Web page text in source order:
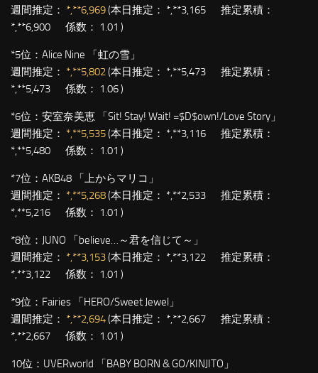
週間推定： *,**6,969(本日推定： *,**3,165 推定累積：
*,**6,900 係数： 1.01 )
*5位： Alice Nine 「虹の雪」
週間推定： *,**5,802(本日推定： *,**5,473 推定累積：
*,**5,473 係数： 1.06 )
*6位： 安室奈美恵 「Sit! Stay! Wait! =$D$own!/Love Story」
週間推定： *,**5,535(本日推定： *,**3,116 推定累積：
*,**5,480 係数： 1.01 )
*7位： AKB48 「上からマリコ」
週間推定： *,**5,268(本日推定： *,**2,533 推定累積：
*,**5,216 係数： 1.01 )
*8位： JUNO 「believe…～君を信じて～」
週間推定： *,**3,153(本日推定： *,**3,122 推定累積：
*,**3,122 係数： 1.01 )
*9位： Fairies 「HERO/Sweet Jewel」
週間推定： *,**2,694(本日推定： *,**2,667 推定累積：
*,**2,667 係数： 1.01 )
10位： UVERworld 「BABY BORN & GO/KINJITO」